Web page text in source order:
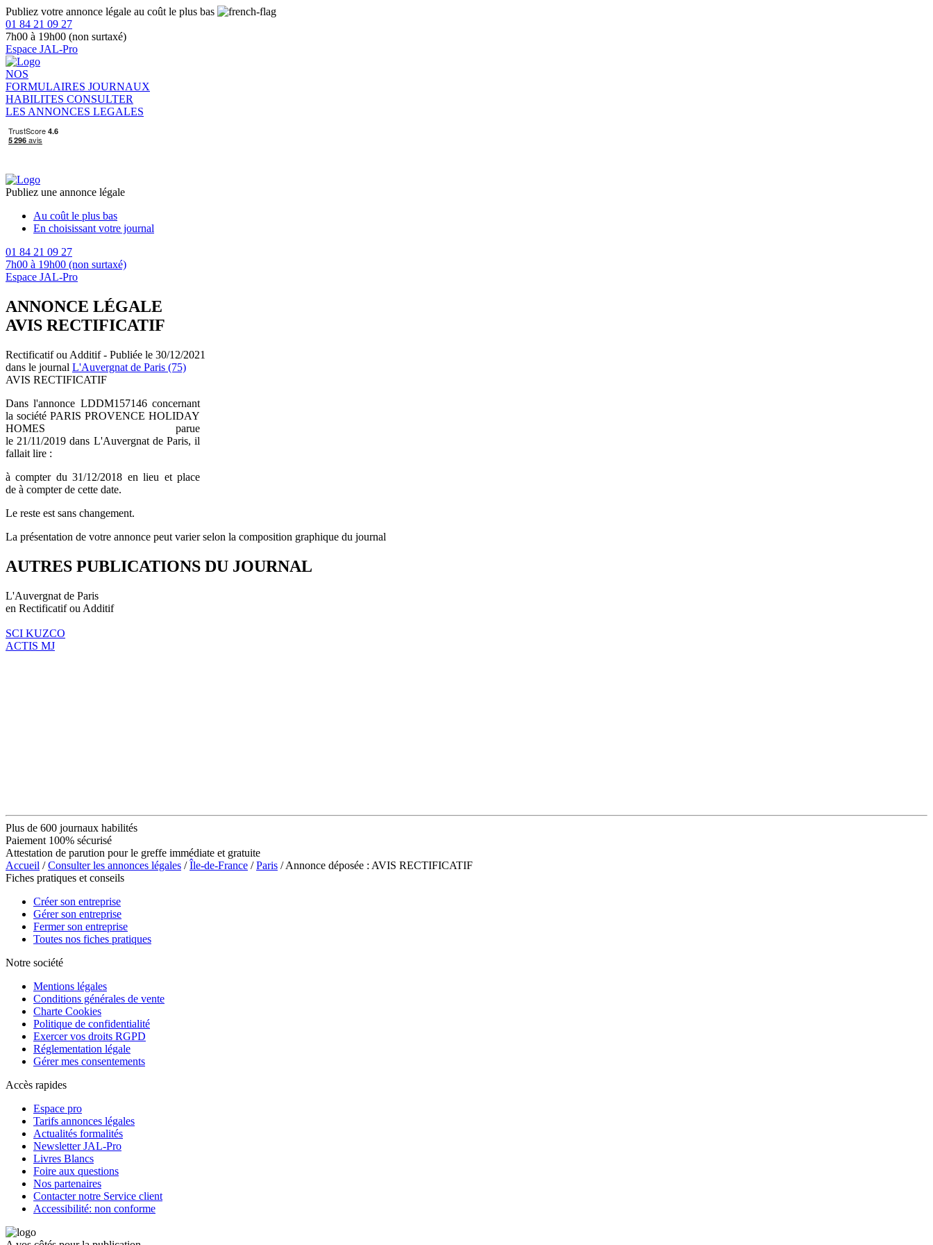
Publiez votre annonce légale au coût le plus bas
01 84 21 09 27
7h00 à 19h00 (non surtaxé)
Espace JAL-Pro
NOS
FORMULAIRES JOURNAUX
HABILITES CONSULTER
LES ANNONCES LEGALES
Publiez une annonce légale
Au coût le plus bas
En choisissant votre journal
01 84 21 09 27
7h00 à 19h00 (non surtaxé)
Espace JAL-Pro
ANNONCE LÉGALE
AVIS RECTIFICATIF
Rectificatif ou Additif - Publiée le 30/12/2021
dans le journal L'Auvergnat de Paris (75)
AVIS RECTIFICATIF
Dans l'annonce LDDM157146 concernant
la société PARIS PROVENCE HOLIDAY
HOMES parue
le 21/11/2019 dans L'Auvergnat de Paris, il
fallait lire :
à compter du 31/12/2018 en lieu et place
de à compter de cette date.
Le reste est sans changement.
La présentation de votre annonce peut varier selon la composition graphique du journal
AUTRES PUBLICATIONS DU JOURNAL
L'Auvergnat de Paris
en Rectificatif ou Additif
SCI KUZCO
ACTIS MJ
Plus de 600 journaux habilités
Paiement 100% sécurisé
Attestation de parution pour le greffe immédiate et gratuite
Accueil /Consulter les annonces légales /Île-de-France /Paris / Annonce déposée : AVIS RECTIFICATIF
Fiches pratiques et conseils
Créer son entreprise
Gérer son entreprise
Fermer son entreprise
Toutes nos fiches pratiques
Notre société
Mentions légales
Conditions générales de vente
Charte Cookies
Politique de confidentialité
Exercer vos droits RGPD
Réglementation légale
Gérer mes consentements
Accès rapides
Espace pro
Tarifs annonces légales
Actualités formalités
Newsletter JAL-Pro
Livres Blancs
Foire aux questions
Nos partenaires
Contacter notre Service client
Accessibilité: non conforme